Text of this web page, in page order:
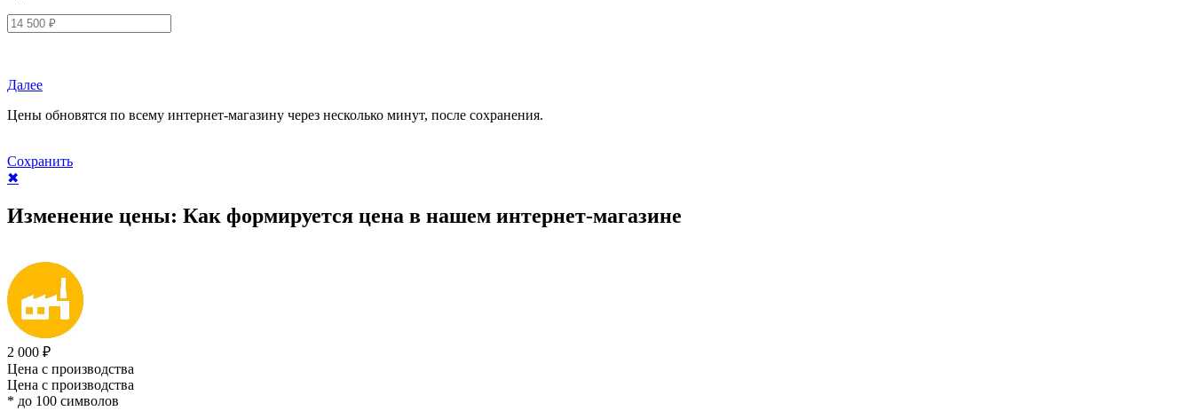
Далее
Цены обновятся по всему интернет-магазину через несколько минут, после сохранения.
Сохранить
✖
Изменение цены: Как формируется цена в нашем интернет-магазине
2 000 ₽
Цена с производства
Цена с производства
* до 100 символов